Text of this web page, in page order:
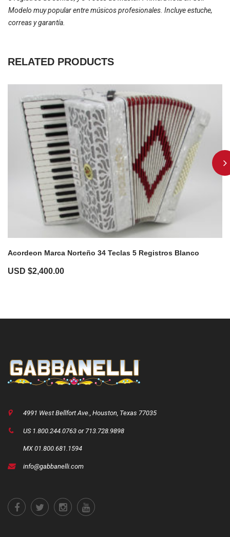
Modelo muy popular entre músicos profesionales. Incluye estuche,
correas y garantía.
RELATED PRODUCTS
Acordeon Marca Norteño 34 Teclas 5 Registros Blanco
USD $2,400.00
4991 West Bellfort Ave., Houston, Texas 77035
US 1.800.244.0763 or 713.728.9898
MX 01.800.681.1594
info@gabbanelli.com